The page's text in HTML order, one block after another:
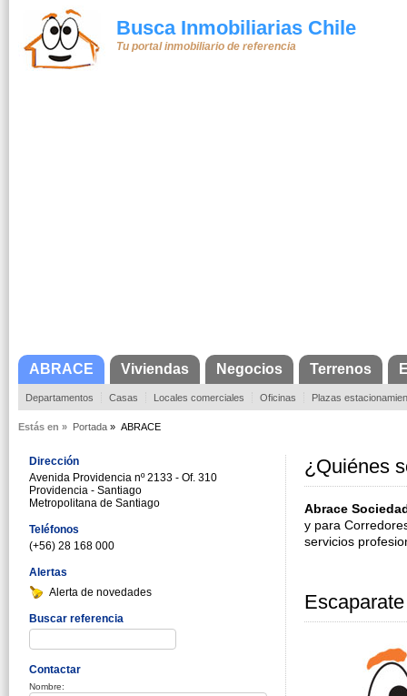
Busca Inmobiliarias Chile
Tu portal inmobiliario de referencia
ABRACE Viviendas Negocios Terrenos
Departamentos Casas Locales comerciales Oficinas Plazas
Estás en » Portada » ABRACE
Dirección
Avenida Providencia nº 2133 - Of. 310
Providencia - Santiago
Metropolitana de Santiago
Teléfonos
(+56) 28 168 000
Alertas
Alerta de novedades
Buscar referencia
Contactar
Nombre:
¿Quiénes
Abrace
y para
servicios
Escaparate